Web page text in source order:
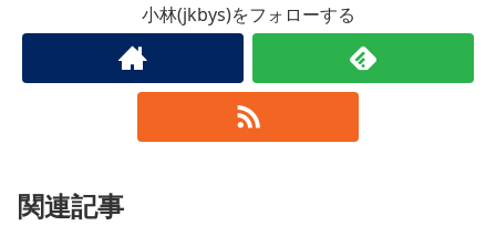
小林(jkbys)をフォローする
関連記事